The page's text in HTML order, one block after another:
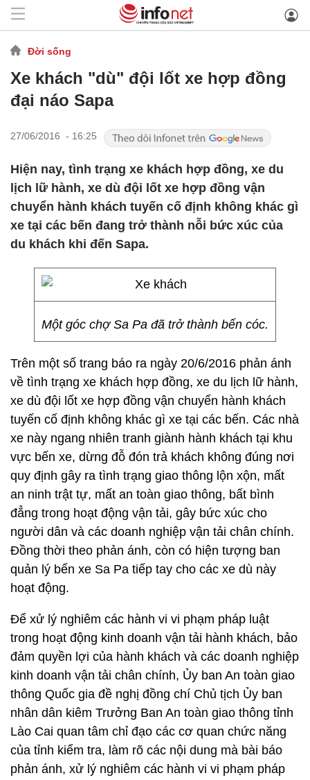
Đời sống
Xe khách "dù" đội lốt xe hợp đồng
đại náo Sapa
27/06/2016 - 16:25
Hiện nay, tình trạng xe khách hợp đồng, xe du
lịch lữ hành, xe dù đội lốt xe hợp đồng vận
chuyển hành khách tuyến cố định không khác gì
xe tại các bến đang trở thành nỗi bức xúc của
du khách khi đến Sapa.
Một góc chợ Sa Pa đã trở thành bến cóc.
Trên một số trang báo ra ngày 20/6/2016 phản ánh
về tình trạng xe khách hợp đồng, xe du lịch lữ hành,
xe dù đội lốt xe hợp đồng vận chuyển hành khách
tuyến cố định không khác gì xe tại các bến. Các nhà
xe này ngang nhiên tranh giành hành khách tại khu
vực bến xe, dừng đỗ đón trả khách không đúng nơi
quy định gây ra tình trạng giao thông lộn xộn, mất
an ninh trật tự, mất an toàn giao thông, bất bình
đẳng trong hoạt động vận tải, gây bức xúc cho
người dân và các doanh nghiệp vận tải chân chính.
Đồng thời theo phản ánh, còn có hiện tượng ban
quản lý bến xe Sa Pa tiếp tay cho các xe dù này
hoạt động.
Để xử lý nghiêm các hành vi vi phạm pháp luật
trong hoạt động kinh doanh vận tải hành khách, bảo
đảm quyền lợi của hành khách và các doanh nghiệp
kinh doanh vận tải chân chính, Ủy ban An toàn giao
thông Quốc gia đề nghị đồng chí Chủ tịch Ủy ban
nhân dân kiêm Trưởng Ban An toàn giao thông tỉnh
Lào Cai quan tâm chỉ đạo các cơ quan chức năng
của tỉnh kiểm tra, làm rõ các nội dung mà bài báo
phản ánh, xử lý nghiêm các hành vi vi phạm pháp